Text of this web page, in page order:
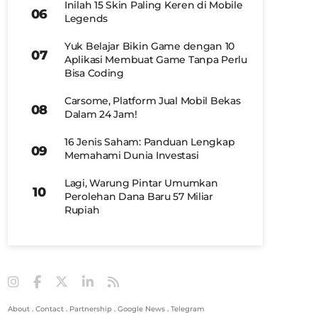
Inilah 15 Skin Paling Keren di Mobile
Legends
Yuk Belajar Bikin Game dengan 10
Aplikasi Membuat Game Tanpa Perlu
Bisa Coding
Carsome, Platform Jual Mobil Bekas
Dalam 24 Jam!
16 Jenis Saham: Panduan Lengkap
Memahami Dunia Investasi
Lagi, Warung Pintar Umumkan
Perolehan Dana Baru 57 Miliar
Rupiah
About . Contact . Partnership . Google News . Telegram